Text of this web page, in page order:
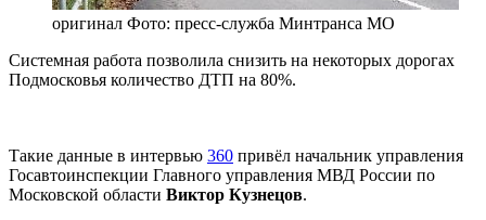
оригинал Фото: пресс-служба Минтранса МО
Системная работа позволила снизить на некоторых дорогах
Подмосковья количество ДТП на 80%.
Такие данные в интервью 360 привёл начальник управления
Госавтоинспекции Главного управления МВД России по
Московской области Виктор Кузнецов.